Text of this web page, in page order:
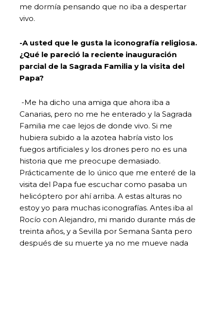
me dormía pensando que no iba a despertar
vivo.
-A usted que le gusta la iconografía religiosa.
¿Qué le pareció la reciente inauguración
parcial de la Sagrada Familia y la visita del
Papa?
-Me ha dicho una amiga que ahora iba a
Canarias, pero no me he enterado y la Sagrada
Familia me cae lejos de donde vivo. Si me
hubiera subido a la azotea habría visto los
fuegos artificiales y los drones pero no es una
historia que me preocupe demasiado.
Prácticamente de lo único que me enteré de la
visita del Papa fue escuchar como pasaba un
helicóptero por ahí arriba. A estas alturas no
estoy yo para muchas iconografías. Antes iba al
Rocío con Alejandro, mi marido durante más de
treinta años, y a Sevilla por Semana Santa pero
después de su muerte ya no me mueve nada